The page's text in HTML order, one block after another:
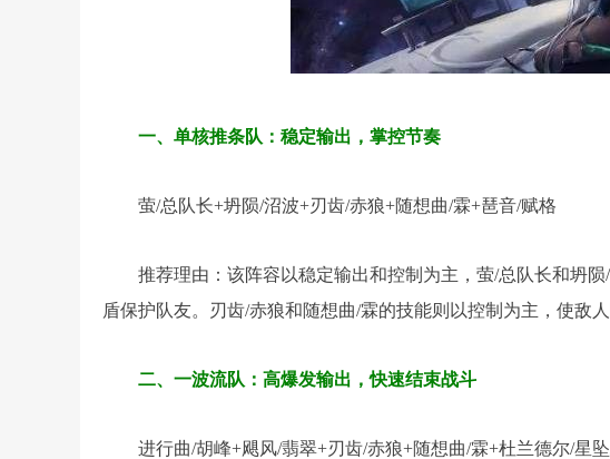
一、单核推条队：稳定输出，掌控节奏
萤/总队长+坍陨/沼波+刃齿/赤狼+随想曲/霖+琶音/赋格
推荐理由：该阵容以稳定输出和控制为主，萤/总队长和坍
盾保护队友。刃齿/赤狼和随想曲/霖的技能则以控制为主，使敌
二、一波流队：高爆发输出，快速结束战斗
进行曲/胡峰+飓风/翡翠+刃齿/赤狼+随想曲/霖+杜兰德尔/星